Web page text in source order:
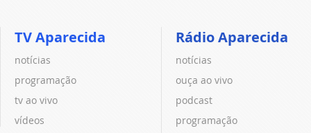
TV Aparecida
notícias
programação
tv ao vivo
vídeos
Rádio Aparecida
notícias
ouça ao vivo
podcast
programação